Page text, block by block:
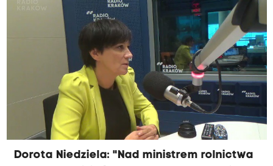
ujawnienie zarobków kadry kierowniczej
Narodowego Banku Polskiego. Ustala też
wysokość pensji dyrektorów i kierowników banku.
Nie mogą przekraczać one 60 procent
wynagrodzenia prezesa NBP. "Z tej ustawy nic nie
wynika, nie dowiemy się ile zarabiały
współpracowniczki prezesa Adama
Glapińskiego. Za to, że ujawniono ich pensje,
ukarani zostali pracownicy NBP" - mówiła
posłanka Niedziela w porannej rozmowie Radia
Dorota Niedziela: "Nad ministrem rolnictwa